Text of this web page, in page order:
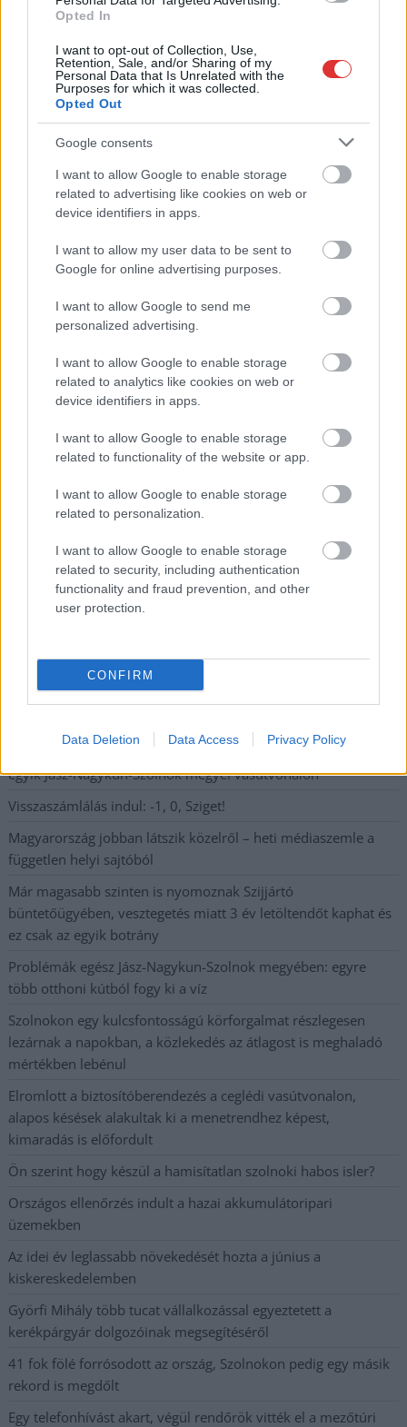
Opted In
I want to opt-out of Collection, Use,
Retention, Sale, and/or Sharing of my
Personal Data that Is Unrelated with the
Purposes for which it was collected.
Opted Out
Google consents
I want to allow Google to enable storage
related to advertising like cookies on web or
device identifiers in apps.
I want to allow my user data to be sent to
Google for online advertising purposes.
I want to allow Google to send me
personalized advertising.
I want to allow Google to enable storage
related to analytics like cookies on web or
device identifiers in apps.
I want to allow Google to enable storage
related to functionality of the website or app.
I want to allow Google to enable storage
related to personalization.
I want to allow Google to enable storage
related to security, including authentication
functionality and fraud prevention, and other
user protection.
CONFIRM
Data Deletion Data Access Privacy Policy
Hírlevél feliratkozás
Adja meg keresztnevét:
Adja
Megismertem és elfogadom aGDPR-szabályzatot
Nem szeretne lemaradni semmiről? Csak egy kattintás, és hírlevelünk a
legfrissebb információkkal és exkluzív tartalmakkal hétről hétre
Drágább lett Magyarország, de vajon jobb is? – kemény kritika
a hazai turizmusról
Óriási, több mint két méteres harcsát fogott a Tiszán a 13 éves
Hétfőn kezdik, csütörtökön végeznek – lezárás miatt
fennakadásokra és pótlóbuszos közlekedésre számítsunk az
egyik Jász-Nagykun-Szolnok megyei vasútvonalon
Visszaszámlálás indul: -1, 0, Sziget!
Magyarország jobban látszik közelről – heti médiaszemle a
független helyi sajtóból
Már magasabb szinten is nyomoznak Szijjártó
büntetőügyében, vesztegetés miatt 3 év letöltendőt kaphat és
ez csak az egyik botrány
Problémák egész Jász-Nagykun-Szolnok megyében: egyre
több otthoni kútból fogy ki a víz
Szolnokon egy kulcsfontosságú körforgalmat részlegesen
lezárnak a napokban, a közlekedés az átlagost is meghaladó
mértékben lebénul
Elromlott a biztosítóberendezés a ceglédi vasútvonalon,
alapos késések alakultak ki a menetrendhez képest,
kimaradás is előfordult
Ön szerint hogy készül a hamisítatlan szolnoki habos isler?
Országos ellenőrzés indult a hazai akkumulátoripari
üzemekben
Az idei év leglassabb növekedését hozta a június a
kiskereskedelemben
Györfi Mihály több tucat vállalkozással egyeztetett a
kerékpárgyár dolgozóinak megsegítéséről
41 fok fölé forrósodott az ország, Szolnokon pedig egy másik
rekord is megdőlt
Egy telefonhívást akart, végül rendőrök vitték el a mezőtúri